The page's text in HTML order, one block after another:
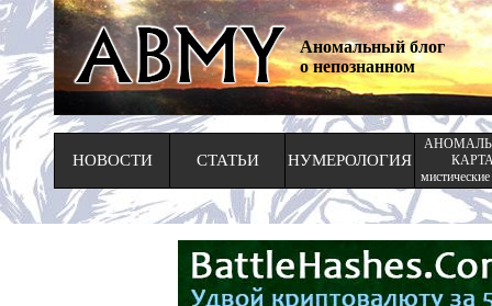
Аномальный блог
о непознанном
НОВОСТИ СТАТЬИ НУМЕРОЛОГИЯ